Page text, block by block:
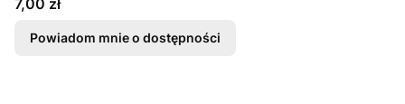
7,00 zł
Powiadom mnie o dostępności